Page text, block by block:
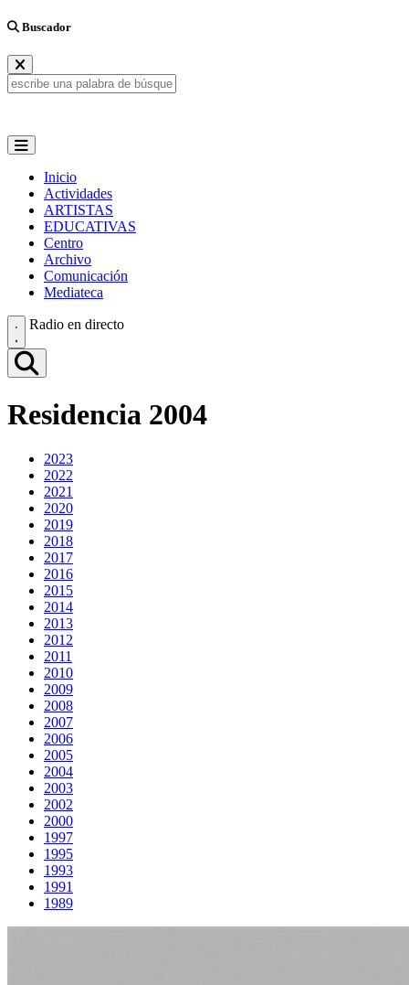
Buscador
Inicio
Actividades
ARTISTAS
EDUCATIVAS
Centro
Archivo
Comunicación
Mediateca
Radio en directo
Residencia 2004
2023
2022
2021
2020
2019
2018
2017
2016
2015
2014
2013
2012
2011
2010
2009
2008
2007
2006
2005
2004
2003
2002
2000
1997
1995
1993
1991
1989